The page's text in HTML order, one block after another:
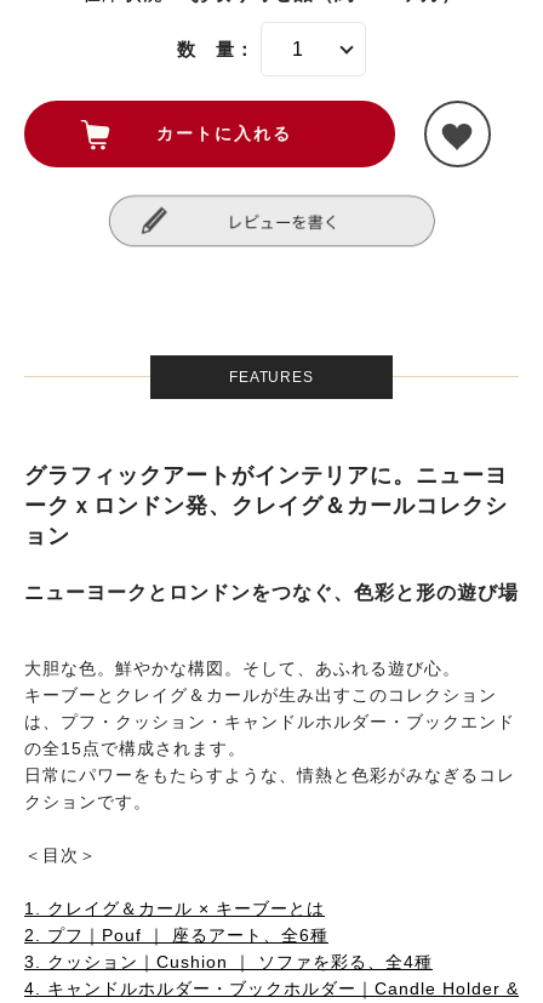
数 量：
FEATURES
グラフィックアートがインテリアに。ニューヨ
ークｘロンドン発、クレイグ＆カールコレクシ
ョン
ニューヨークとロンドンをつなぐ、色彩と形の遊び場
大胆な色。鮮やかな構図。そして、あふれる遊び心。
キーブーとクレイグ＆カールが生み出すこのコレクション
は、プフ・クッション・キャンドルホルダー・ブックエンド
の全15点で構成されます。
日常にパワーをもたらすような、情熱と色彩がみなぎるコレ
クションです。
＜目次＞
1. クレイグ＆カール × キーブーとは
2. プフ｜Pouf ｜ 座るアート、全6種
3. クッション｜Cushion ｜ ソファを彩る、全4種
4. キャンドルホルダー・ブックホルダー｜Candle Holder &